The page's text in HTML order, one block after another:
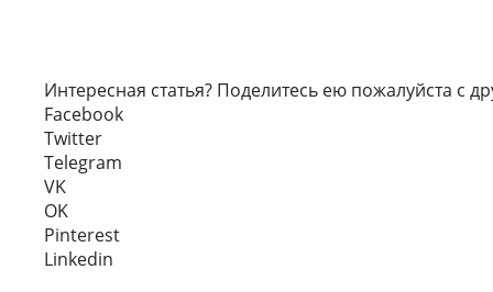
Интересная статья? Поделитесь ею пожалуйста с
Facebook
Twitter
Telegram
VK
OK
Pinterest
Linkedin